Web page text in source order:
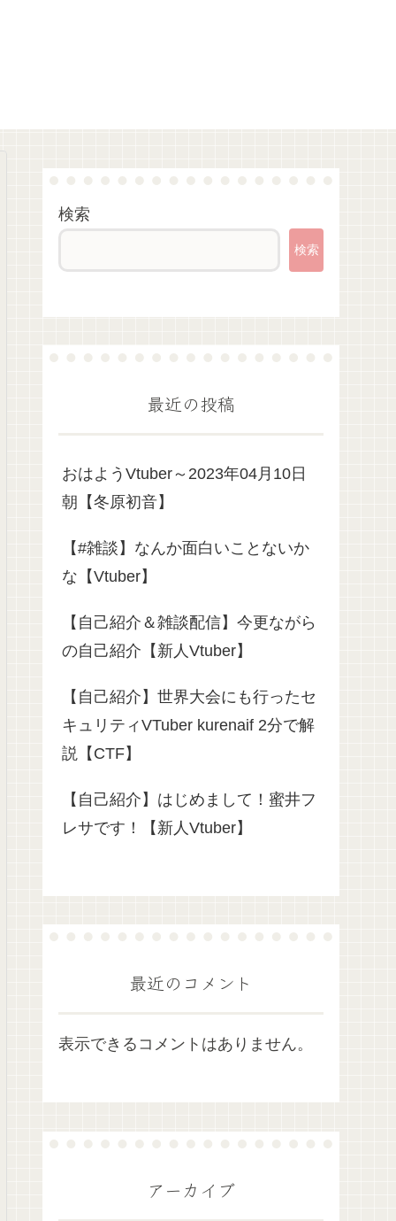
検索
検索
最近の投稿
おはようVtuber～2023年04月10日
朝【冬原初音】
【#雑談】なんか面白いことないか
な【Vtuber】
【自己紹介＆雑談配信】今更ながら
の自己紹介【新人Vtuber】
【自己紹介】世界大会にも行ったセ
キュリティVTuber kurenaif 2分で解
説【CTF】
【自己紹介】はじめまして！蜜井フ
レサです！【新人Vtuber】
最近のコメント
表示できるコメントはありません。
アーカイブ